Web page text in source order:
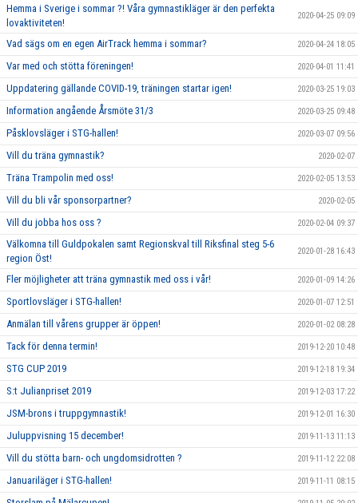
Hemma i Sverige i sommar ?! Våra gymnastikläger är den perfekta
lovaktiviteten!
2020-04-25 09:09
Vad sägs om en egen AirTrack hemma i sommar? 2020-04-24 18:05
Var med och stötta föreningen! 2020-04-01 11:41
Uppdatering gällande COVID-19, träningen startar igen! 2020-03-25 19:03
Information angående Årsmöte 31/3 2020-03-25 09:48
Påsklovsläger i STG-hallen! 2020-03-07 09:56
Vill du träna gymnastik? 2020-02-07
Träna Trampolin med oss! 2020-02-05 13:53
Vill du bli vår sponsorpartner? 2020-02-05
Vill du jobba hos oss ? 2020-02-04 09:37
Välkomna till Guldpokalen samt Regionskval till Riksfinal steg 5-6
region Öst!
2020-01-28 16:43
Fler möjligheter att träna gymnastik med oss i vår! 2020-01-09 14:26
Sportlovsläger i STG-hallen! 2020-01-07 12:51
Anmälan till vårens grupper är öppen! 2020-01-02 08:28
Tack för denna termin! 2019-12-20 10:48
STG CUP 2019 2019-12-18 19:34
S:t Julianpriset 2019 2019-12-03 17:22
JSM-brons i truppgymnastik! 2019-12-01 16:30
Juluppvisning 15 december! 2019-11-13 11:13
Vill du stötta barn- och ungdomsidrotten ? 2019-11-12 22:08
Januariläger i STG-hallen! 2019-11-11 08:15